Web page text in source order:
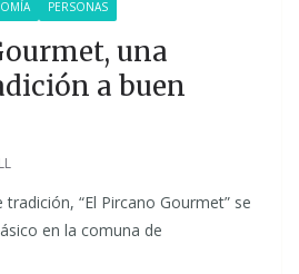
PERSONAS
una
a buen
“El Pircano Gourmet” se
en la comuna de